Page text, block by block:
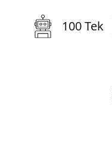
100 Tek